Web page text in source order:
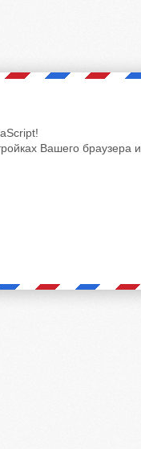
Вашего браузера и